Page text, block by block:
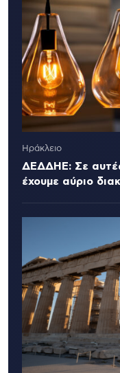
Ηράκλειο
ΔΕΔΔΗΕ: Σε
έχουμε αύριο